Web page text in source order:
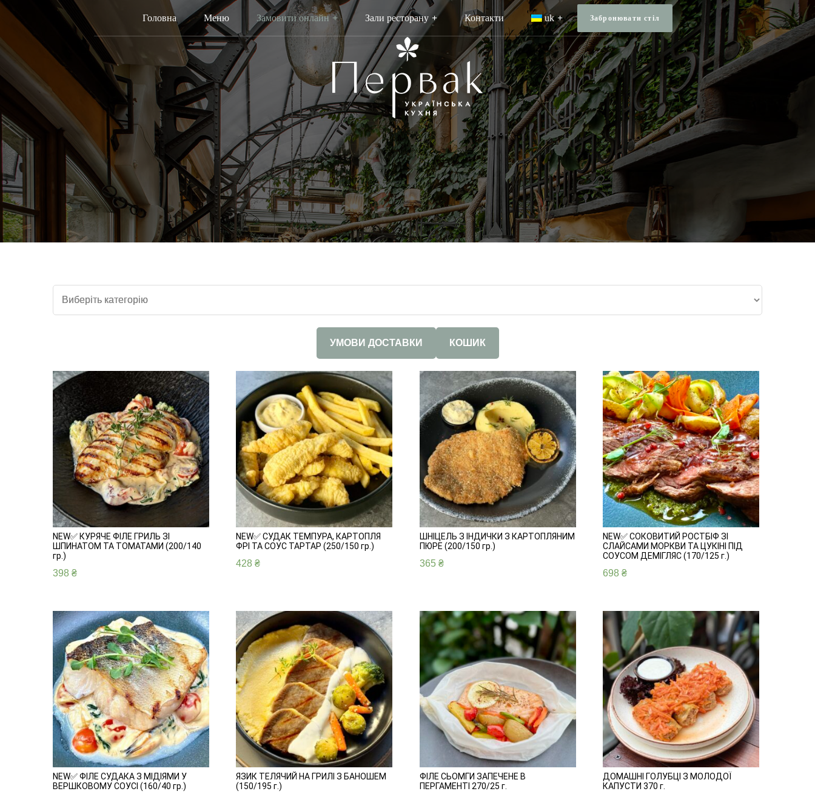
Головна Меню Замовити онлайн Зали ресторану Контакти uk Забронювати стiл
УМОВИ ДОСТАВКИ КОШИК
NEW✅ КУРЯЧЕ ФІЛЕ ГРИЛЬ ЗІ
ШПИНАТОМ ТА ТОМАТАМИ (200/140
гр.)
398 ₴
NEW✅ СУДАК ТЕМПУРА, КАРТОПЛЯ
ФРІ ТА СОУС ТАРТАР (250/150 гр.)
428₴
ШНІЦЕЛЬ З ІНДИЧКИ З КАРТОПЛЯНИМ
ПЮРЕ (200/150 гр.)
365 ₴
NEW✅ СОКОВИТИЙ РОСТБІФ ЗІ
СЛАЙСАМИ МОРКВИ ТА ЦУКІНІ ПІД
СОУСОМ ДЕМІГЛЯС (170/125 г.)
698₴
NEW✅ ФІЛЕ СУДАКА З МІДІЯМИ У
ВЕРШКОВОМУ СОУСІ (160/40 гр.)
ЯЗИК ТЕЛЯЧИЙ НА ГРИЛІ З БАНОШЕМ
(150/195 г.)
ФІЛЕ СЬОМГИ ЗАПЕЧЕНЕ В
ПЕРГАМЕНТІ 270/25 г.
ДОМАШНІ ГОЛУБЦІ З МОЛОДОЇ
КАПУСТИ 370 г.